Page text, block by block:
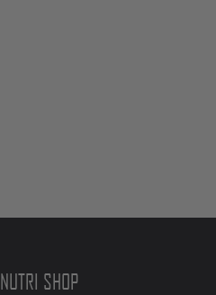
SHOP